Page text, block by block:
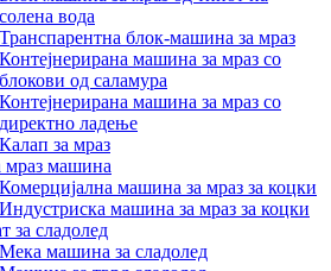
солена вода
Транспарентна блок-машина за мраз
Контејнерирана машина за мраз со
блокови од саламура
Контејнерирана машина за мраз со
директно ладење
Калап за мраз
мраз машина
Комерцијална машина за мраз за коцки
Индустриска машина за мраз за коцки
за сладолед
Мека машина за сладолед